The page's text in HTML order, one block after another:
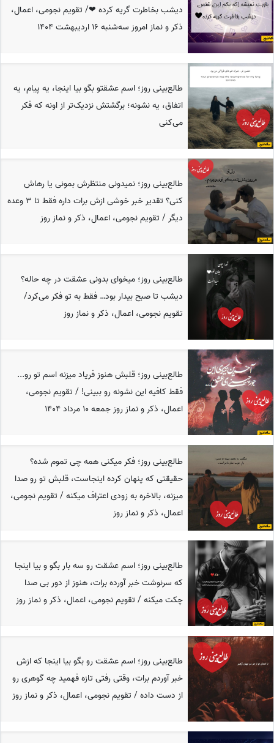
دیشب بخاطرت گریه کرده ❤/ تقویم نجومی، اعمال،
ذکر و نماز امروز سه‌شنبه 16 اردیبهشت 1404
طالع‌بینی روز؛ اسم عشقتو بگو بیا اینجا، یه پیام، یه
اتفاق، یه نشونه؛ برگشتش نزدیک‌تر از اونه که فکر
می‌کنی
طالع‌بینی روز؛ نمیدونی منتظرش بمونی یا رهاش
کنی؟ تقدیر خبر خوشی ازش برات داره فقط تا 3 وعده
دیگر / تقویم نجومی، اعمال، ذکر و نماز روز
طالع‌بینی روز؛ میخوای بدونی عشقت در چه حاله؟
دیشب تا صبح بیدار بود… فقط به تو فکر می‌کرد/
تقویم نجومی، اعمال، ذکر و نماز روز
طالع‌بینی روز؛ قلبش هنوز فریاد میزنه اسم تو رو...
فقط کافیه این نشونه رو ببینی! / تقویم نجومی،
اعمال، ذکر و نماز روز جمعه 10 مرداد 1404
طالع‌بینی روز؛ فکر میکنی همه چی تموم شده؟
حقیقتی که پنهان کرده اینجاست، قلبش تو رو صدا
میزنه، بالاخره به زودی اعتراف میکنه / تقویم نجومی،
اعمال، ذکر و نماز روز
طالع‌بینی روز؛ اسم عشقت رو سه بار بگو و بیا اینجا
که سرنوشت خبر آورده برات، هنوز از دور بی صدا
چکت میکنه / تقویم نجومی، اعمال، ذکر و نماز روز
طالع‌بینی روز؛ اسم عشقت رو بگو بیا اینجا که ازش
خبر آوردم برات، وقتی رفتی تازه فهمید چه گوهری رو
از دست داده / تقویم نجومی، اعمال، ذکر و نماز روز